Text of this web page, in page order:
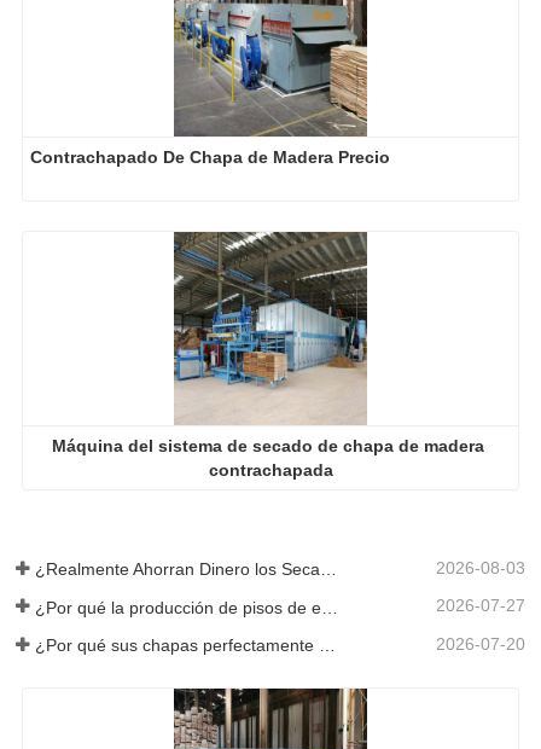
Contrachapado De Chapa de Madera Precio
Máquina del sistema de secado de chapa de madera
contrachapada
¿Realmente Ahorran Dinero los Secadores de Chapa Más Grandes? 2026-08-03
2026-07-27
2026-07-20